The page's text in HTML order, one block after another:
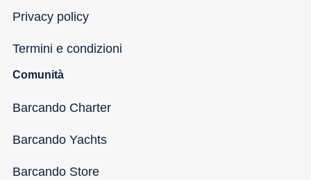
Privacy policy
Termini e condizioni
Comunità
Barcando Charter
Barcando Yachts
Barcando Store